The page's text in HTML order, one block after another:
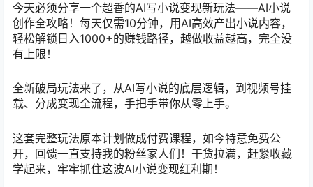
今天必须分享一个超香的AI写小说变现新玩法——AI小说
创作全攻略！每天仅需10分钟，用AI高效产出小说内容，
轻松解锁日入1000+的赚钱路径，越做收益越高，完全没
有上限！
全新破局玩法来了，从AI写小说的底层逻辑，到视频号挂
载、分成变现全流程，手把手带你从零上手。
这套完整玩法原本计划做成付费课程，如今特意免费公
开，回馈一直支持我的粉丝家人们！干货拉满，赶紧收藏
学起来，牢牢抓住这波AI小说变现红利期！